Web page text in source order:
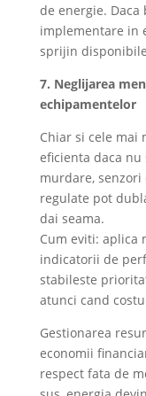
de energie.
implementare in
sprijin
7. Neglijarea
echipamentelor
Chiar si cele mai
eficienta daca
murdare,
regulate pot
dai seama.
Cum eviti: aplica
indicatorii de
stabileste
atunci cand
Gestionarea
economii
respect fata de